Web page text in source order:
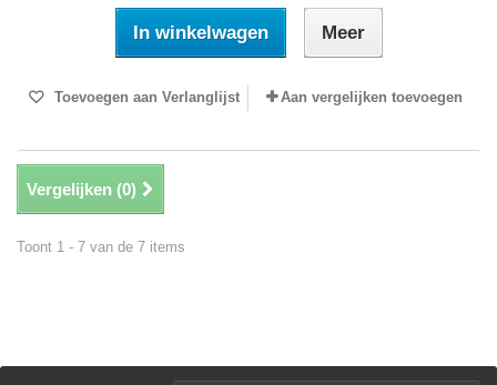
In winkelwagen Meer
Toevoegen aan Verlanglijst Aan vergelijken toevoegen
Vergelijken (0)
Toont 1 - 7 van de 7 items